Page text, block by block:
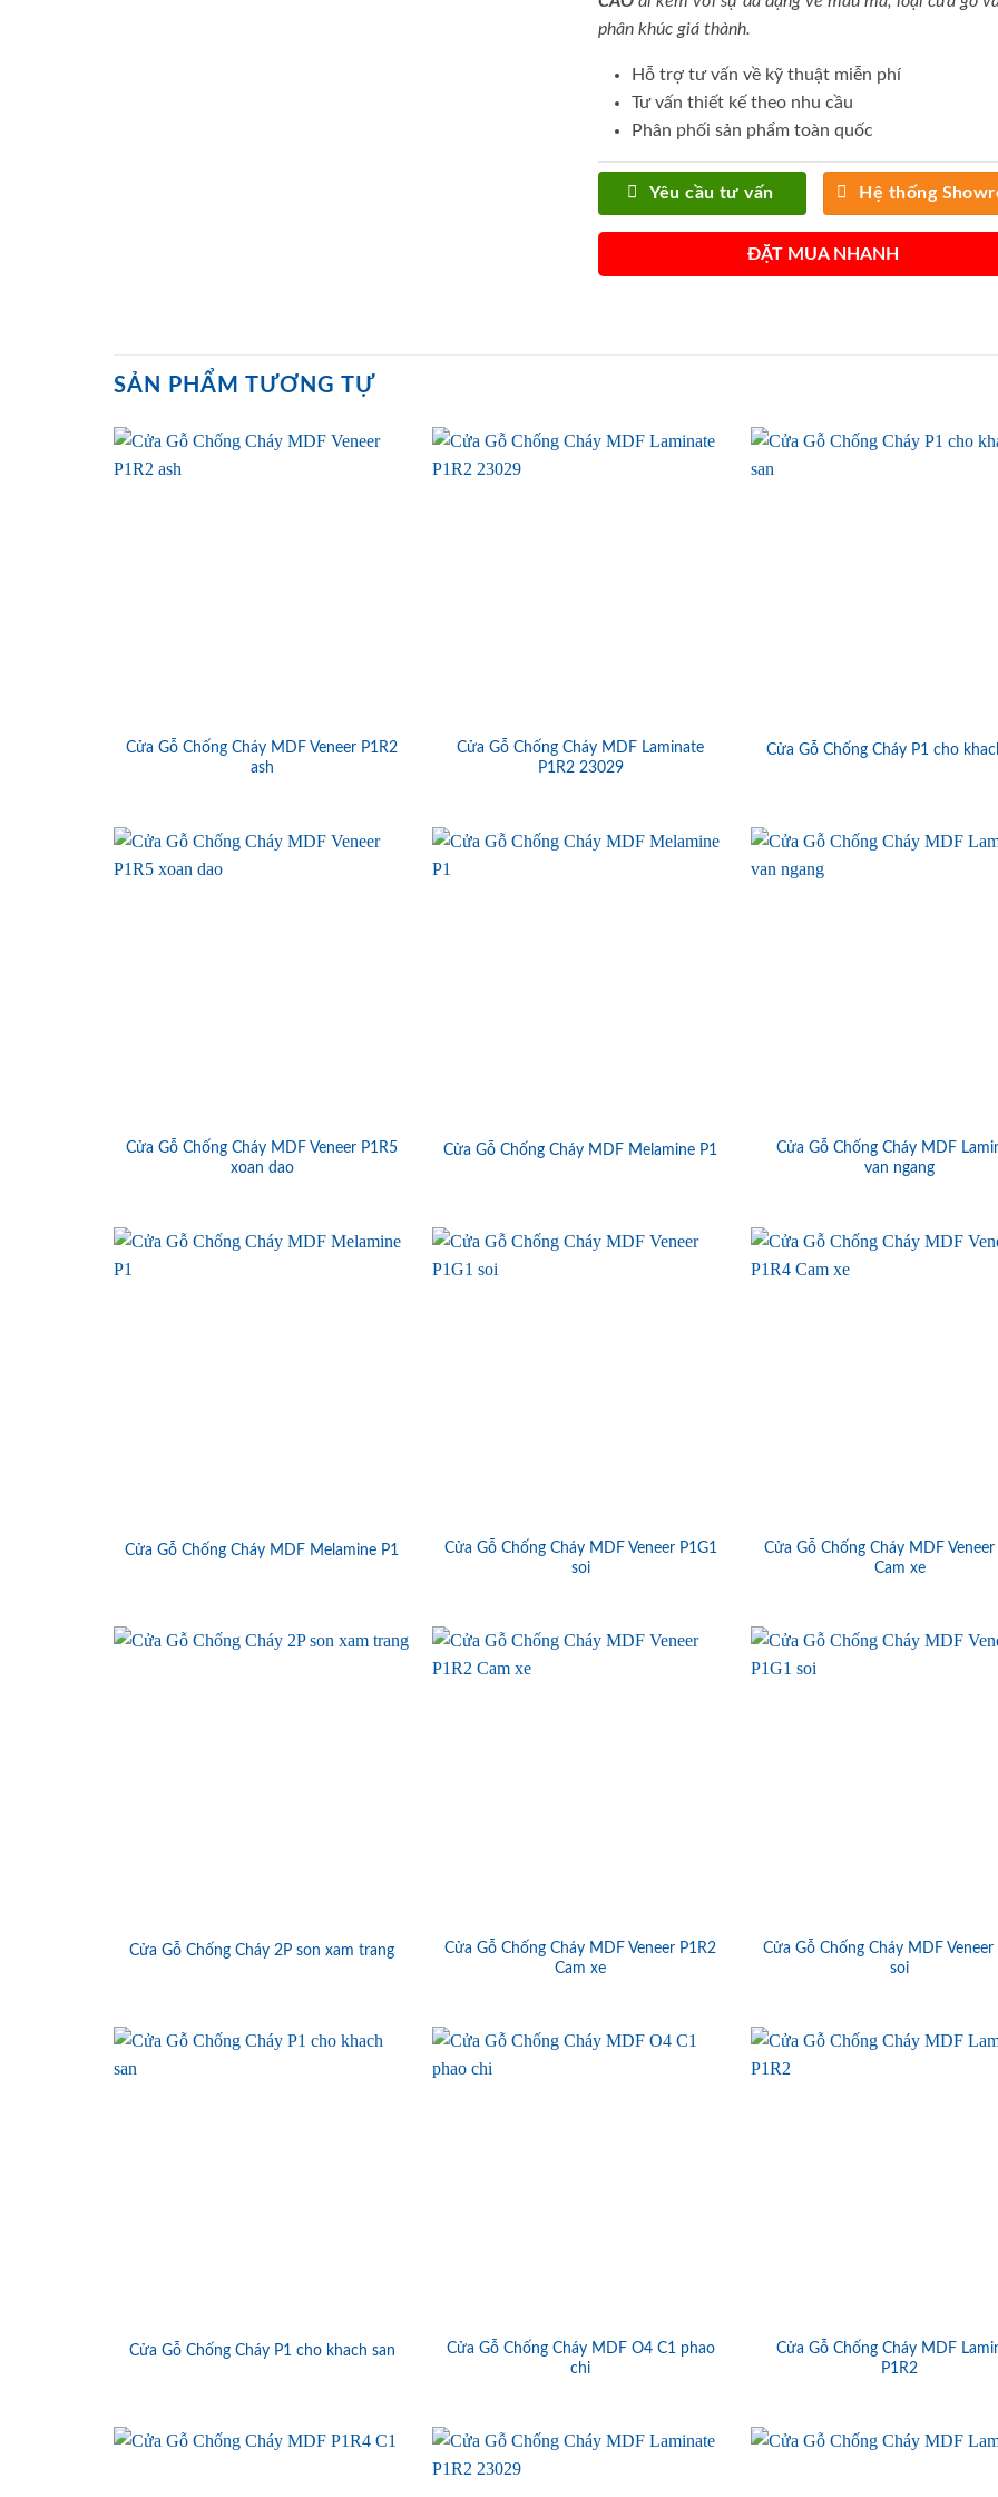
phân khúc giá thành.
Hỗ trợ tư vấn về kỹ thuật miễn phí
Tư vấn thiết kế theo nhu cầu
Phân phối sản phẩm toàn quốc
Yêu cầu tư vấn Hệ thống
ĐẶT MUA NHANH
SẢN PHẨM TƯƠNG TỰ
Cửa Gỗ Chống Cháy MDF Veneer P1R2
ash
Cửa Gỗ Chống Cháy MDF Laminate
P1R2 23029
Cửa Gỗ Chống Cháy P1 cho
Cửa Gỗ Chống Cháy MDF Veneer P1R5
xoan dao
Cửa Gỗ Chống Cháy MDF Melamine P1
Cửa Gỗ Chống Cháy MDF
van ngang
Cửa Gỗ Chống Cháy MDF Melamine P1
Cửa Gỗ Chống Cháy MDF Veneer P1G1
soi
Cửa Gỗ Chống Cháy MDF Veneer
Cam xe
Cửa Gỗ Chống Cháy 2P son xam trang
Cửa Gỗ Chống Cháy MDF Veneer P1R2
Cam xe
Cửa Gỗ Chống Cháy MDF Veneer
soi
Cửa Gỗ Chống Cháy P1 cho khach san
Cửa Gỗ Chống Cháy MDF O4 C1 phao
chi
Cửa Gỗ Chống Cháy MDF
P1R2